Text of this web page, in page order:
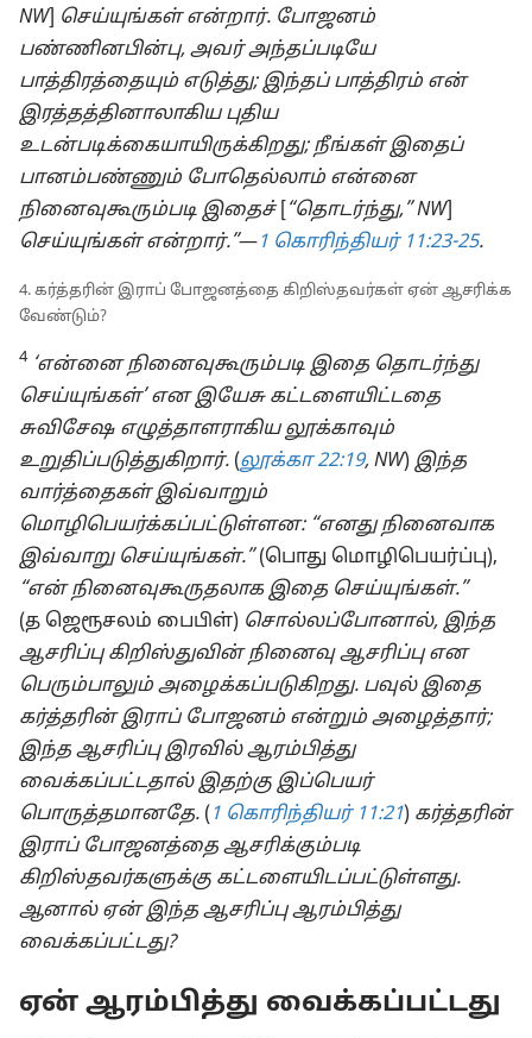
NW] செய்யுங்கள் என்றார். போஜனம்
பண்ணினபின்பு, அவர் அந்தப்படியே
பாத்திரத்தையும் எடுத்து; இந்தப் பாத்திரம் என்
இரத்தத்தினாலாகிய புதிய
உடன்படிக்கையாயிருக்கிறது; நீங்கள் இதைப்
பானம்பண்ணும் போதெல்லாம் என்னை
நினைவுகூரும்படி இதைச்[ “தொடர்ந்து,” NW]
செய்யுங்கள் என்றார்.”​—⁠ 1 கொரிந்தியர் 11:23-25.
4. கர்த்தரின் இராப் போஜனத்தை கிறிஸ்தவர்கள் ஏன் ஆசரிக்க
வேண்டும்?
4 ‘என்னை நினைவுகூரும்படி இதை தொடர்ந்து
செய்யுங்கள்’ என இயேசு கட்டளையிட்டதை
சுவிசேஷ எழுத்தாளராகிய லூக்காவும்
உறுதிப்படுத்துகிறார். (லூக்கா 22:19, NW) இந்த
வார்த்தைகள் இவ்வாறும்
மொழிபெயர்க்கப்பட்டுள்ளன: “எனது நினைவாக
இவ்வாறு செய்யுங்கள்.”(பொது மொழிபெயர்ப்பு),
“என் நினைவுகூருதலாக இதை செய்யுங்கள்.”
(த ஜெரூசலம் பைபிள்) சொல்லப்போனால், இந்த
ஆசரிப்பு கிறிஸ்துவின் நினைவு ஆசரிப்பு என
பெரும்பாலும் அழைக்கப்படுகிறது. பவுல் இதை
கர்த்தரின் இராப் போஜனம் என்றும் அழைத்தார்;
இந்த ஆசரிப்பு இரவில் ஆரம்பித்து
வைக்கப்பட்டதால் இதற்கு இப்பெயர்
பொருத்தமானதே. ( 1 கொரிந்தியர் 11:21) கர்த்தரின்
இராப் போஜனத்தை ஆசரிக்கும்படி
கிறிஸ்தவர்களுக்கு கட்டளையிடப்பட்டுள்ளது.
ஆனால் ஏன் இந்த ஆசரிப்பு ஆரம்பித்து
வைக்கப்பட்டது?
ஏன் ஆரம்பித்து வைக்கப்பட்டது